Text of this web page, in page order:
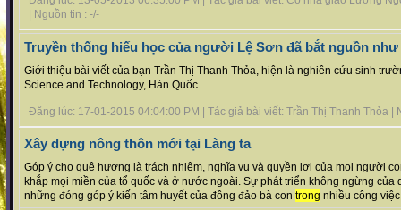
| Nguồn tin : -/-
Truyền thống hiếu học của người Lệ Sơn đã bắt nguồn như
Giới thiệu bài viết của bạn Trần Thị Thanh Thỏa, hiện là nghiên cứu sinh
Science and Technology, Hàn Quốc....
Đăng lúc: 17-01-2015 04:04:00 PM | Tác giả bài viết: Trần Thị Thanh Thỏa |
Xây dựng nông thôn mới tại Làng ta
Góp ý cho quê hương là trách nhiệm, nghĩa vụ và quyền lợi của mọi người
khắp mọi miền của tổ quốc và ở nước ngoài. Sự phát triển không ngừng
những đóng góp ý kiến tâm huyết của đông đảo bà con trong nhiều công